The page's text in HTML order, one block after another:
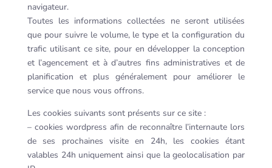
navigateur.
Toutes les informations collectées ne seront utilisées
que pour suivre le volume, le type et la configuration du
trafic utilisant ce site, pour en développer la conception
et l’agencement et à d’autres fins administratives et de
planification et plus généralement pour améliorer le
service que nous vous offrons.
Les cookies suivants sont présents sur ce site :
– cookies wordpress afin de reconnaître l’internaute lors
de ses prochaines visite en 24h, les cookies étant
valables 24h uniquement ainsi que la geolocalisation par